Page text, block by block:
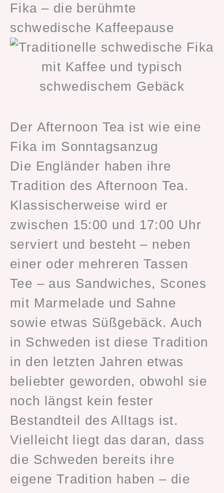
Fika – die berühmte
schwedische Kaffeepause
Der Afternoon Tea ist wie eine
Fika im Sonntagsanzug
Die Engländer haben ihre
Tradition des Afternoon Tea.
Klassischerweise wird er
zwischen 15:00 und 17:00 Uhr
serviert und besteht – neben
einer oder mehreren Tassen
Tee – aus Sandwiches, Scones
mit Marmelade und Sahne
sowie etwas Süßgebäck. Auch
in Schweden ist diese Tradition
in den letzten Jahren etwas
beliebter geworden, obwohl sie
noch längst kein fester
Bestandteil des Alltags ist.
Vielleicht liegt das daran, dass
die Schweden bereits ihre
eigene Tradition haben – die